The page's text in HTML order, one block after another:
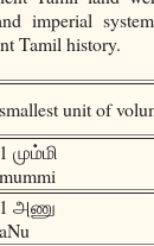
imperial
Tamil history.
smallest unit of
1 மும்மி
mummi
1 அணு
aNu